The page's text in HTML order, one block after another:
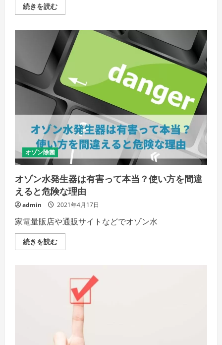
続きを読むお
得
額
浄
水
型
ウ
ォ
タ
ー
ー
ー
「every
frecious（エ
ブ
リ
ィ
フ
レ
シ
ャ
ス）」
の
細
を
ご
覧
く
オゾン除菌
オゾン水発生器は有害って本当？使い方を間違
えると危険な理由
admin 2021年4月17日
家電量販店や通販サイトなどでオゾン水
続きを読むオ
ゾ